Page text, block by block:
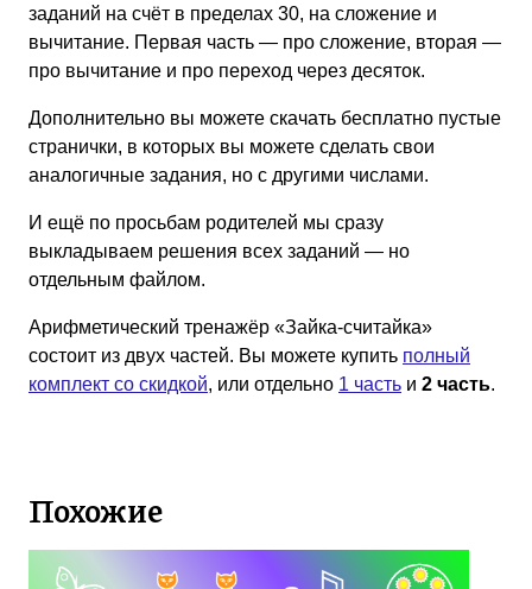
заданий на счёт в пределах 30, на сложение и
вычитание. Первая часть — про сложение, вторая —
про вычитание и про переход через десяток.
Дополнительно вы можете скачать бесплатно пустые
странички, в которых вы можете сделать свои
аналогичные задания, но с другими числами.
И ещё по просьбам родителей мы сразу
выкладываем решения всех заданий — но
отдельным файлом.
Арифметический тренажёр «Зайка-считайка»
состоит из двух частей. Вы можете купить полный
комплект со скидкой, или отдельно 1 часть и 2 часть.
Похожие